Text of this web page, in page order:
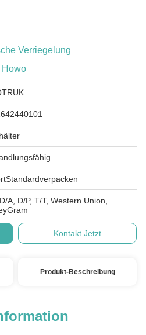
Verriegelung
Howo
A, D/P, T/T, Western Union,
Kontakt Jetzt
Produkt-Beschreibung